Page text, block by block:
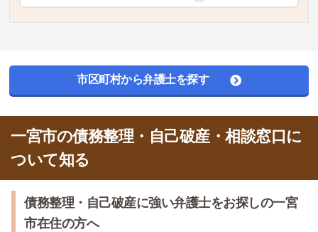
市区町村から弁護士を探す
一宮市の債務整理・自己破産・相談窓口に
ついて知る
債務整理・自己破産に強い弁護士をお探しの一宮
市在住の方へ